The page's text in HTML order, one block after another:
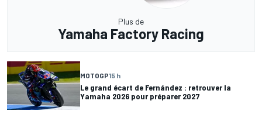
Plus de
Yamaha Factory Racing
MOTOGP15 h
Le grand écart de Fernández : retrouver la
Yamaha 2026 pour préparer 2027